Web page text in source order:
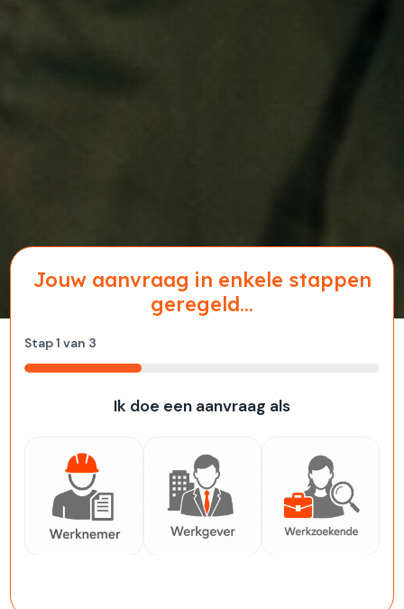
Jouw aanvraag in enkele stappen
geregeld...
Stap1 van 3
33%
Ik doe een aanvraag als